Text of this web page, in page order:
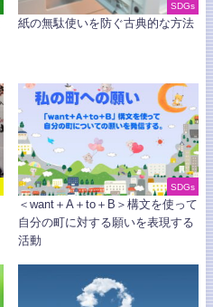
SDGs
紙の無駄使いを防ぐ古典的な方法
SDGs
＜want＋A＋to＋B＞構文を使って
自分の町に対する願いを表現する
活動